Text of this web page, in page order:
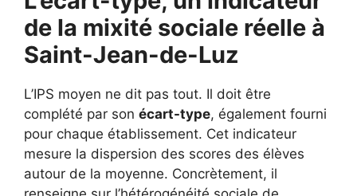
de la mixité sociale réelle à
Saint-Jean-de-Luz
L’IPS moyen ne dit pas tout. Il doit être
complété par son écart-type, également fourni
pour chaque établissement. Cet indicateur
mesure la dispersion des scores des élèves
autour de la moyenne. Concrètement, il